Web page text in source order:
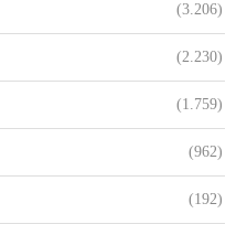
(3.206)
(2.230)
(1.759)
(962)
(192)